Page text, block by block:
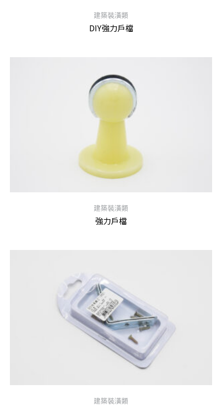
建築裝潢類
DIY強力戶檔
建築裝潢類
強力戶檔
建築裝潢類